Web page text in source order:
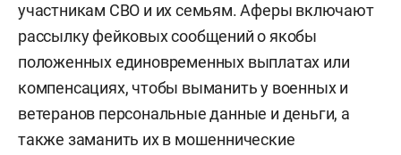
участникам СВО и их семьям. Аферы включают
рассылку фейковых сообщений о якобы
положенных единовременных выплатах или
компенсациях, чтобы выманить у военных и
ветеранов персональные данные и деньги, а
также заманить их в мошеннические